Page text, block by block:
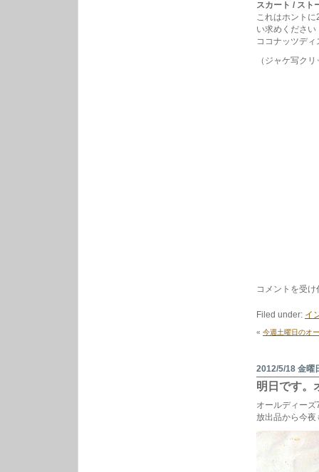
スカート / スト
これはホント
い求めください
ココナッツデ
（ジャケ写ク
ス
ト
盤
『消
失
発
売
ン
コメントを受
Filed under: イ
« 今週土曜日のオ
2012/5/18 金曜
明日です。
オールディー
放出品から今夜